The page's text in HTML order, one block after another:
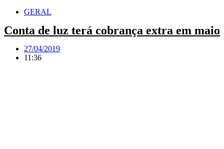
GERAL
Conta de luz terá cobrança extra em maio
27/04/2019
11:36